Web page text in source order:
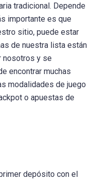
tradicional. Depende
importante es que
sitio, puede estar
de nuestra lista están
nosotros y se
encontrar muchas
modalidades de juego
o apuestas de
depósito con el